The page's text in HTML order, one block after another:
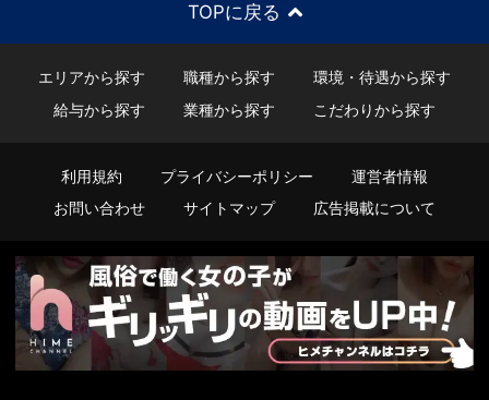
TOPに戻る
エリアから探す 職種から探す
環境・待遇から探す
給与から探す
業種から探す こだわりから探す
利用規約 プライバシーポリシー
運営者情報
お問い合わせ
サイトマップ 広告掲載について